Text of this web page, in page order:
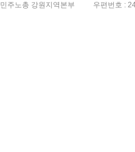
민주노총 강원지역본부 우편번호 :